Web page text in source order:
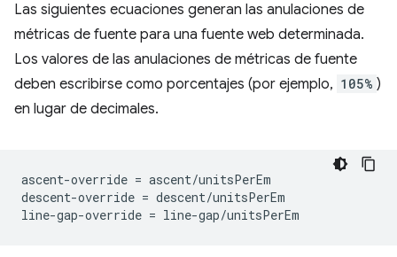
Las siguientes ecuaciones generan las anulaciones de
métricas de fuente para una fuente web determinada.
Los valores de las anulaciones de métricas de fuente
deben escribirse como porcentajes (por ejemplo, 105% )
en lugar de decimales.
ascent-override = ascent/unitsPerEm
descent-override = descent/unitsPerEm